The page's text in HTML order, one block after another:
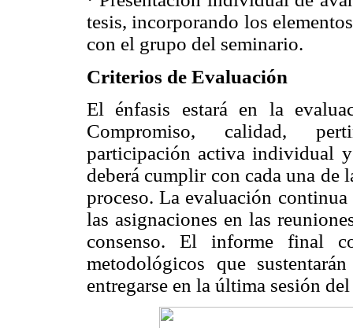
tesis, incorporando los
con el grupo del seminario.
Criterios de Evaluación
El énfasis estará en la
Compromiso, calidad,
participación activa individual
deberá cumplir con cada una de
proceso. La evaluación
las asignaciones en las
consenso. El informe final
metodológicos que
entregarse en la última sesión